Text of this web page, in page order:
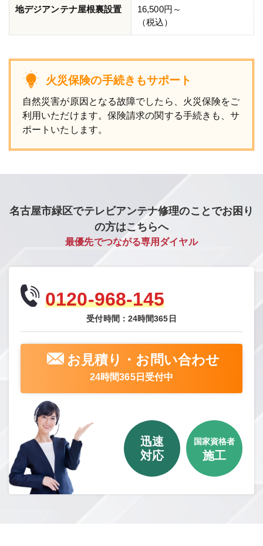
地デジアンテナ屋根裏設置
16,500円～
（税込）
火災保険の手続きもサポート
自然災害が原因となる故障でしたら、火災保険をご
利用いただけます。保険請求の関する手続きも、サ
ポートいたします。
名古屋市緑区でテレビアンテナ修理のことでお困り
の方はこちらへ
最優先でつながる専用ダイヤル
0120-968-145
受付時間：24時間365日
お見積り・お問い合わせ
24時間365日受付中
迅速
対応
国家資格者
施工